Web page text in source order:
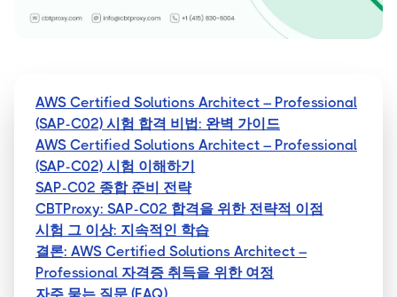
AWS Certified Solutions Architect – Professional
(SAP-C02) 시험 합격 비법: 완벽 가이드
AWS Certified Solutions Architect – Professional
(SAP-C02) 시험 이해하기
SAP-C02 종합 준비 전략
CBTProxy: SAP-C02 합격을 위한 전략적 이점
시험 그 이상: 지속적인 학습
결론: AWS Certified Solutions Architect –
Professional 자격증 취득을 위한 여정